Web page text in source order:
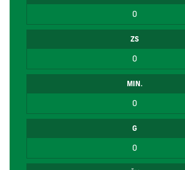
0
ZS
0
MIN.
0
G
0